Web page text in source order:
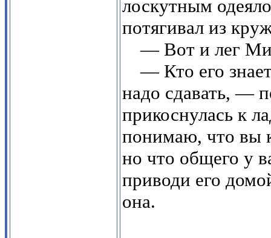
лоскутным
потягивал из
— Вот и лег
— Кто его
надо сдавать, —
прикоснулась к
понимаю, что вы
но что общего у
приводи его
она.